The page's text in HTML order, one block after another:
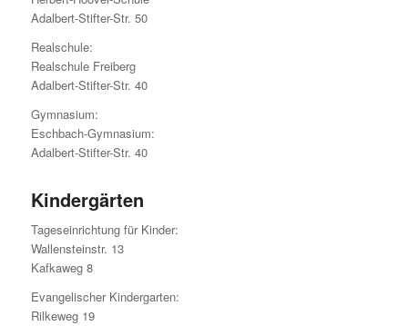
Adalbert-Stifter-Str. 50
Realschule:
Realschule Freiberg
Adalbert-Stifter-Str. 40
Gymnasium:
Eschbach-Gymnasium:
Adalbert-Stifter-Str. 40
Kindergärten
Tageseinrichtung für Kinder:
Wallensteinstr. 13
Kafkaweg 8
Evangelischer Kindergarten:
Rilkeweg 19